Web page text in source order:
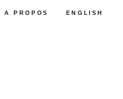
A PROPOS ENGLISH